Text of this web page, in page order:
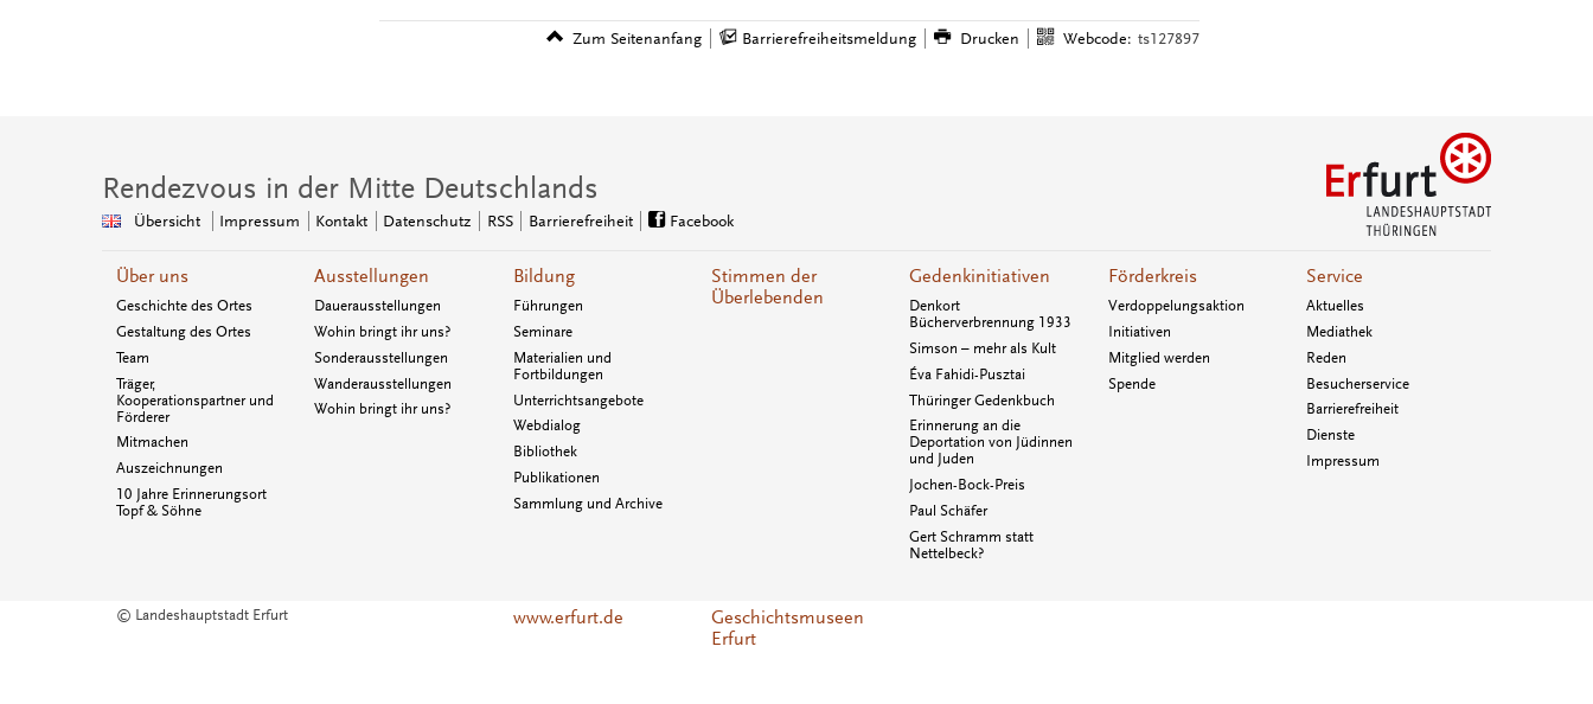
Zum Seitenanfang Barrierefreiheitsmeldung Drucken Webcode: ts127897
Rendezvous in der Mitte Deutschlands
Übersicht Impressum Kontakt Datenschutz RSS Barrierefreiheit Facebook
Über uns
Geschichte des Ortes
Gestaltung des Ortes
Team
Träger,
Kooperationspartner und
Förderer
Mitmachen
Auszeichnungen
10 Jahre Erinnerungsort
Topf & Söhne
Ausstellungen
Dauerausstellungen
Wohin bringt ihr uns?
Sonderausstellungen
Wanderausstellungen
Wohin bringt ihr uns?
Bildung
Führungen
Seminare
Materialien und
Fortbildungen
Unterrichtsangebote
Webdialog
Bibliothek
Publikationen
Sammlung und Archive
Stimmen der
Überlebenden
Gedenkinitiativen
Denkort
Bücherverbrennung 1933
Simson – mehr als Kult
Éva Fahidi-Pusztai
Thüringer Gedenkbuch
Erinnerung an die
Deportation von Jüdinnen
und Juden
Jochen-Bock-Preis
Paul Schäfer
Gert Schramm statt
Nettelbeck?
Förderkreis
Verdoppelungsaktion
Initiativen
Mitglied werden
Spende
Service
Aktuelles
Mediathek
Reden
Besucherservice
Barrierefreiheit
Dienste
Impressum
© Landeshauptstadt Erfurt www.erfurt.de
Geschichtsmuseen
Erfurt